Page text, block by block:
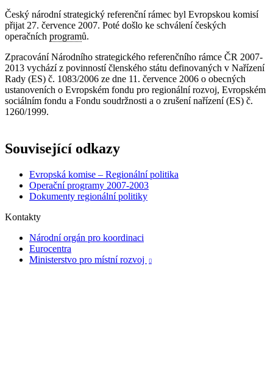
Český národní strategický referenční rámec byl Evropskou komisí
přijat 27. července 2007. Poté došlo ke schválení českých
operačních programů.
Zpracování Národního strategického referenčního rámce ČR 2007-
2013 vychází z povinností členského státu definovaných v Nařízení
Rady (ES) č. 1083/2006 ze dne 11. července 2006 o obecných
ustanoveních o Evropském fondu pro regionální rozvoj, Evropském
sociálním fondu a Fondu soudržnosti a o zrušení nařízení (ES) č.
1260/1999.
Související odkazy
Evropská komise – Regionální politika
Operační programy 2007-2003
Dokumenty regionální politiky
Kontakty
Národní orgán pro koordinaci
Eurocentra
Ministerstvo pro místní rozvoj
